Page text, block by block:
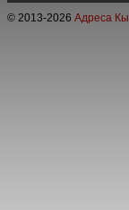
© 2013-2026 Адреса